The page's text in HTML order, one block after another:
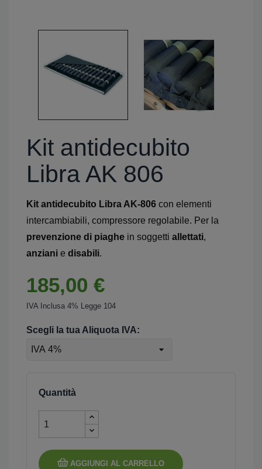
Kit antidecubito
Libra AK 806
Kit antidecubito Libra AK-806 con elementi
intercambiabili, compressore regolabile. Per la
prevenzione di piaghe in soggetti allettati,
anziani e disabili.
185,00 €
IVA Inclusa 4% Legge 104
Scegli la tua Aliquota IVA:
Quantità
AGGIUNGI AL CARRELLO